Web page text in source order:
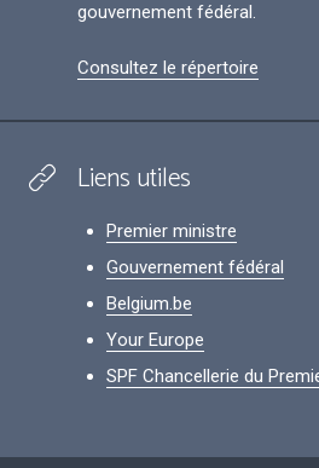
gouvernement fédéral.
Consultez le répertoire
Liens utiles
Premier ministre
Gouvernement fédéral
Belgium.be
Your Europe
SPF Chancellerie du